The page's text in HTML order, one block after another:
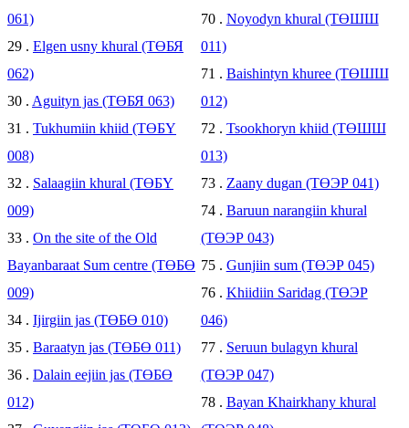
061)
29 . Elgen usny khural (ТӨБЯ
062)
30 . Aguityn jas (ТӨБЯ 063)
31 . Tukhumiin khiid (ТӨБҮ
008)
32 . Salaagiin khural (ТӨБҮ
009)
33 . On the site of the Old
Bayanbaraat Sum centre (ТӨБӨ
009)
34 . Ijirgiin jas (ТӨБӨ 010)
35 . Baraatyn jas (ТӨБӨ 011)
36 . Dalain eejiin jas (ТӨБӨ
012)
70 . Noyodyn khural (ТӨШШ
011)
71 . Baishintyn khuree (ТӨШШ
012)
72 . Tsookhoryn khiid (ТӨШШ
013)
73 . Zaany dugan (ТӨЭР 041)
74 . Baruun narangiin khural
(ТӨЭР 043)
75 . Gunjiin sum (ТӨЭР 045)
76 . Khiidiin Saridag (ТӨЭР
046)
77 . Seruun bulagyn khural
(ТӨЭР 047)
78 . Bayan Khairkhany khural